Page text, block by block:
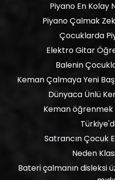
Piyano En Kolay
Piyano Çalmak
Çocuklarda
Elektro Gitar
Balenin
Keman Çalmaya Yeni
Dünyaca Ünlü
Keman
Satrancın Çocuk
Neden
Bateri çalmanın disleksi